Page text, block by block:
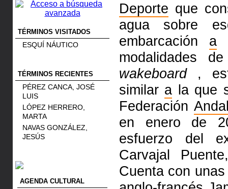
TÉRMINOS VISITADOS
ESQUÍ NÁUTICO
TÉRMINOS RECIENTES
PÉREZ CANCA, JOSÉ
LUIS
LÓPEZ HERRERO,
MARTA
NAVAS GONZÁLEZ,
JESÚS
AGENDA CULTURAL
Deporte que
agua sobre
embarcación a
modalidades
wakeboard,
similar a la que
Federación
en enero de
esfuerzo del
Carvajal
Cuenta con